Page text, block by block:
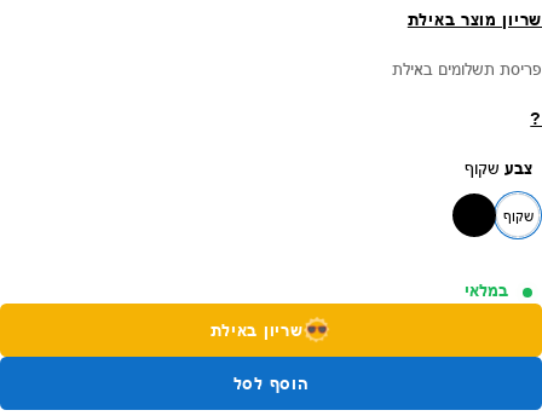
שריון מוצר באילת
פריסת תשלומים באילת
?
צבע שקוף
שקוף
במלאי
שריון באילת
הוסף לסל